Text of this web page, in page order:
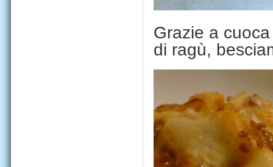
Grazie a
di ragù,